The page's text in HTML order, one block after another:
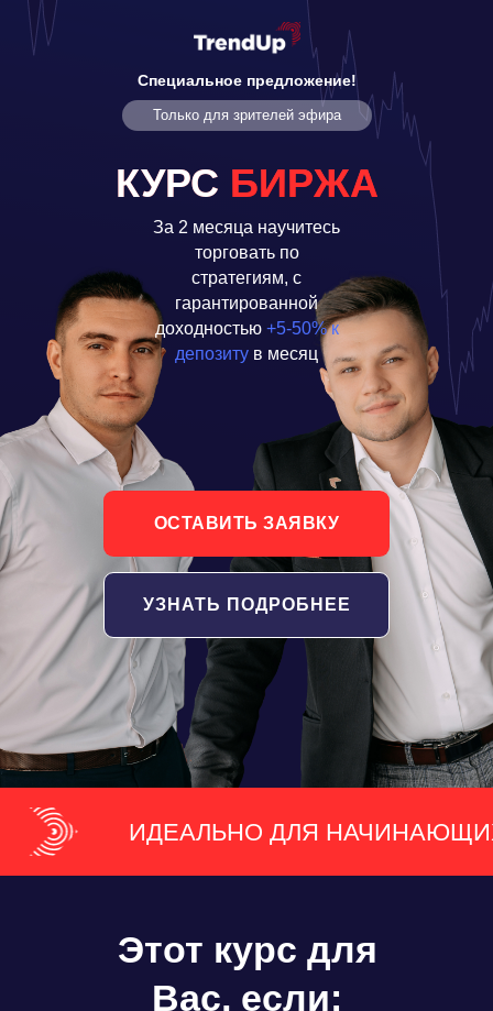
УЗНАТЬ ПОДРОБНЕЕ
ОСТАВИТЬ ЗАЯВКУ
За 2 месяца научитесь
торговать по
стратегиям, с
гарантированной
доходностью +5-50% к
депозиту в месяц
Cпециальное предложение!
Только для зрителей эфира
КУРС БИРЖА
ИДЕАЛЬНО ДЛЯ
Этот курс для
Вас, если: